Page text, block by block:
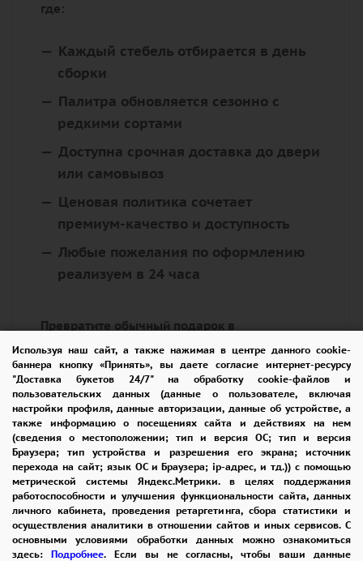
Используя наш сайт, а также нажимая в центре данного cookie-
баннера кнопку «Принять», вы даете согласие интернет-ресурсу
"Доставка букетов 24/7" на обработку cookie-файлов и
пользовательских данных (данные о пользователе, включая
настройки профиля, данные авторизации, данные об устройстве, а
также информацию о посещениях сайта и действиях на нем
(сведения о местоположении; тип и версия ОС; тип и версия
Браузера; тип устройства и разрешения его экрана; источник
перехода на сайт; язык ОС и Браузера; ip-адрес, и тд.)) с помощью
метрической системы Яндекс.Метрики. в целях поддержания
работоспособности и улучшения функциональности сайта, данных
личного кабинета, проведения ретаргетинга, сбора статистики и
осуществления аналитики в отношении сайтов и иных сервисов. С
основными условиями обработки данных можно ознакомиться
здесь: Подробнее. Если вы не согласны, чтобы ваши данные
где:
Каждый стебель отбирается в день
сборки
Палитра обновляется сезонно с
редкими сортами
Доступна срочная доставка до двери
или самовывоз
Ценовая политика сочетает
премиум-качество и доступность
Любые пожелания по оформлению
реализуем в 24 часа
Превратите обычный подарок в
эмоциональное путешествие - доверьтесь
профессионалам!
Цветочную композицию купить в Москве и
получить консультацию наших флористов, а
также всю информацию о наших цветах,
условиях доставки.
Для этого позвоните нам по номеру:8 965
242-37-47